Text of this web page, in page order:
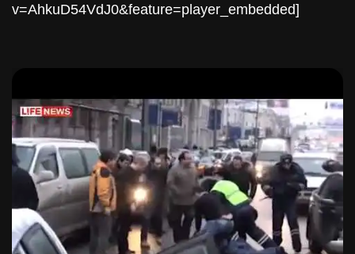
v=AhkuD54VdJ0&feature=player_embedded]